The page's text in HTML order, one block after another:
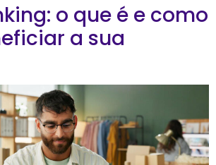
o que é e como
a sua